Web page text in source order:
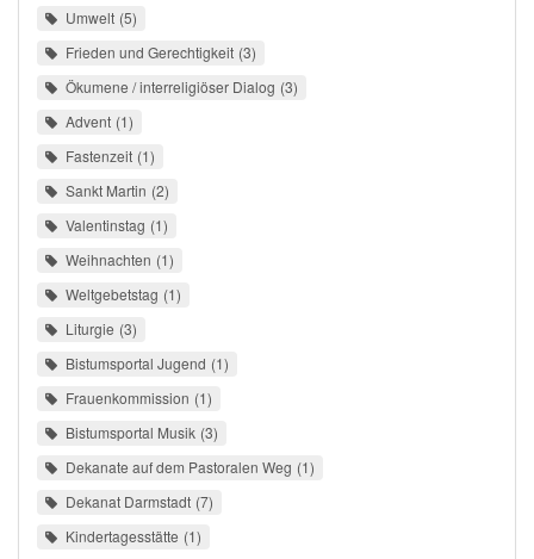
Umwelt 5
Frieden und Gerechtigkeit 3
Ökumene / interreligiöser Dialog 3
Advent 1
Fastenzeit 1
Sankt Martin 2
Valentinstag 1
Weihnachten 1
Weltgebetstag 1
Liturgie 3
Bistumsportal Jugend 1
Frauenkommission 1
Bistumsportal Musik 3
Dekanate auf dem Pastoralen Weg 1
Dekanat Darmstadt 7
Kindertagesstätte 1